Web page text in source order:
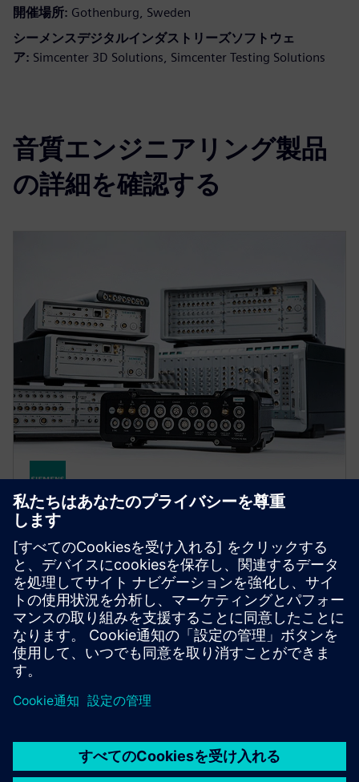
開催場所: Gothenburg, Sweden
シーメンスデジタルインダストリーズソフトウェ
ア: Simcenter 3D Solutions, Simcenter Testing Solutions
音質エンジニアリング製品
の詳細を確認する
SIMCENTER
Simcenter SCADAS hardware
ポータブル・ユニットから多チャネルのラボシステ
ムまで、幅広い試験データ収集ハードウェアでマル
チフィジックス測定の生産性を向上させます。